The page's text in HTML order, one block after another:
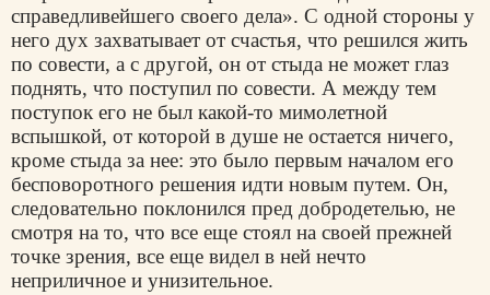
справедливейшего своего дела». С одной стороны у
него дух захватывает от счастья, что решился жить
по совести, а с другой, он от стыда не может глаз
поднять, что поступил по совести. А между тем
поступок его не был какой-то мимолетной
вспышкой, от которой в душе не остается ничего,
кроме стыда за нее: это было первым началом его
бесповоротного решения идти новым путем. Он,
следовательно поклонился пред добродетелью, не
смотря на то, что все еще стоял на своей прежней
точке зрения, все еще видел в ней нечто
неприличное и унизительное.